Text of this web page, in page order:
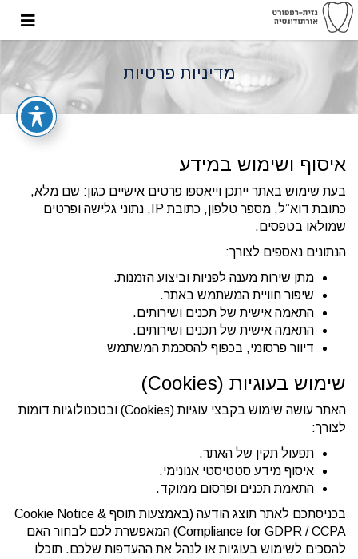
מדיניות פרטיות
איסוף ושימוש במידע
בעת שימוש באתר ייתכן וייאספו פרטים אישיים כגון: שם מלא,
כתובת דוא”ל, מספר טלפון, כתובת IP, נתוני גלישה ופרטים
שמולאו בטפסים.
הנתונים נאספים לצורך:
מתן שירות מענה לפניות וביצוע הזמנות.
שיפור חוויית המשתמש באתר.
התאמה אישית של תכנים ושירותים.
התאמה אישית של תכנים ושירותים.
דיוור פרסומי, בכפוף להסכמת המשתמש
שימוש בעוגיות (Cookies)
האתר עושה שימוש בקבצי עוגיות (Cookies) ובטכנולוגיות דומות
לצורך:
תפעול תקין של האתר.
איסוף מידע סטטיסטי אנונימי.
התאמת תכנים ופרסום ממוקד.
בכניסתכם לאתר תוצג הודעה (באמצעות תוסף Cookie Notice &
Compliance for GDPR / CCPA) המאפשרת לכם לבחור האם
להסכים לשימוש בעוגיות או לנהל את ההעדפות שלכם. תוכלו